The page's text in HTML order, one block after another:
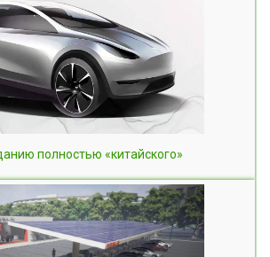
полностью «китайского»